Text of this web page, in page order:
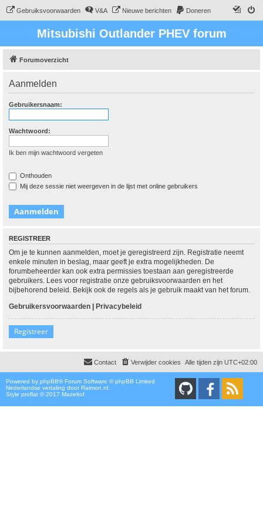
Gebruiksvoorwaarden V&A Nieuwe berichten Doneren
Mitsubishi Outlander PHEV forum
Forumoverzicht
Aanmelden
Gebruikersnaam:
Wachtwoord:
Ik ben mijn wachtwoord vergeten
Onthouden
Mij deze sessie niet weergeven in de lijst met online gebruikers
REGISTREER
Om je te kunnen aanmelden, moet je geregistreerd zijn. Registratie neemt
enkele minuten in beslag, maar geeft je extra mogelijkheden. De
forumbeheerder kan ook extra permissies toestaan aan geregistreerde
gebruikers. Lees voor registratie onze gebruiksvoorwaarden en het
bijbehorend beleid. Bekijk ook de regels als je gebruik maakt van het forum.
Gebruikersvoorwaarden | Privacybeleid
Registreer
Alle tijden zijn UTC+02:00
Verwijder cookies
Contact
Powered by phpBB® Forum Software © phpBB Limited
Nederlandse vertaling door Raimon.nl
Style proflat © 2017 Mazeltof